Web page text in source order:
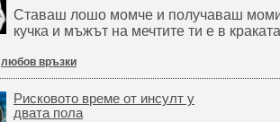
Ставаш лошо момче и получаваш
кучка и мъжът на мечтите ти е в
любов връзки
Рисковото време от инсулт у
двата пола